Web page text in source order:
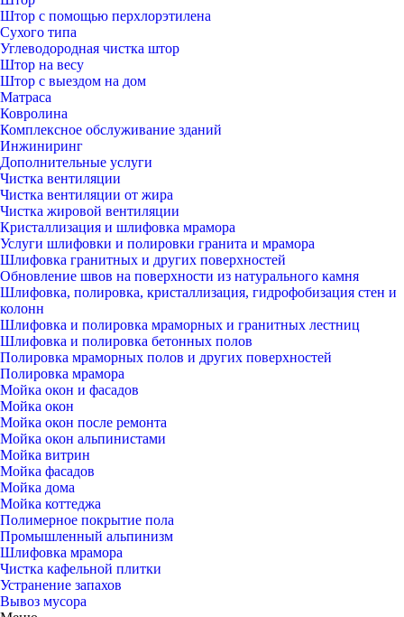
Штор с помощью перхлорэтилена
Сухого типа
Углеводородная чистка штор
Штор на весу
Штор с выездом на дом
Матраса
Ковролина
Комплексное обслуживание зданий
Инжиниринг
Дополнительные услуги
Чистка вентиляции
Чистка вентиляции от жира
Чистка жировой вентиляции
Кристаллизация и шлифовка мрамора
Услуги шлифовки и полировки гранита и мрамора
Шлифовка гранитных и других поверхностей
Обновление швов на поверхности из натурального камня
Шлифовка, полировка, кристаллизация, гидрофобизация стен и
колонн
Шлифовка и полировка мраморных и гранитных лестниц
Шлифовка и полировка бетонных полов
Полировка мраморных полов и других поверхностей
Полировка мрамора
Мойка окон и фасадов
Мойка окон
Мойка окон после ремонта
Мойка окон альпинистами
Мойка витрин
Мойка фасадов
Мойка дома
Мойка коттеджа
Полимерное покрытие пола
Промышленный альпинизм
Шлифовка мрамора
Чистка кафельной плитки
Устранение запахов
Вывоз мусора